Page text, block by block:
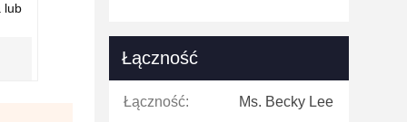
lub
Łączność
Łączność: Ms. Becky Lee